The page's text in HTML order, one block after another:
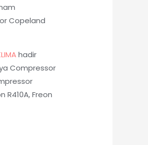
Copeland
hadir
Compressor
R410A, Freon